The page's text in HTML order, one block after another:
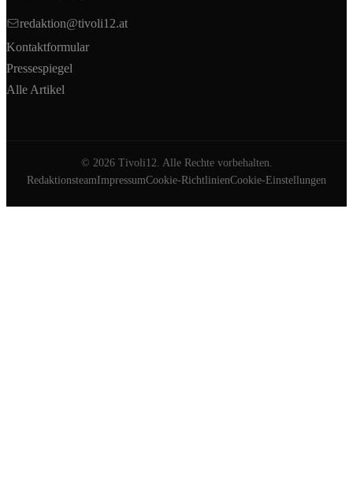
redaktion@tivoli12.at
Kontaktformular
Pressespiegel
Alle Artikel
© 2026Tivoli12. Alle Rechte vorbehalten.
RedaktionsteamImpressumCookie-RichtlinienCookie-Einstellungen